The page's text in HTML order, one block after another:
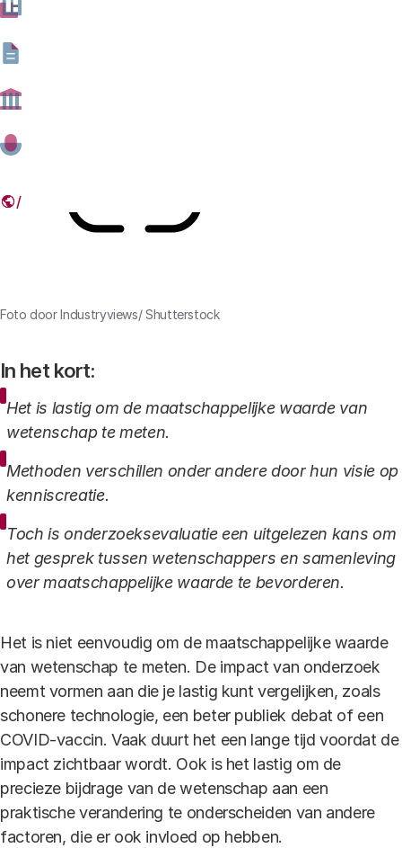
13 APRIL 2021
Foto door Industryviews/ Shutterstock
In het kort:
Het is lastig om de maatschappelijke waarde van
wetenschap te meten.
Methoden verschillen onder andere door hun visie op
kenniscreatie.
Toch is onderzoeksevaluatie een uitgelezen kans om
het gesprek tussen wetenschappers en samenleving
over maatschappelijke waarde te bevorderen.
Het is niet eenvoudig om de maatschappelijke waarde
van wetenschap te meten. De impact van onderzoek
neemt vormen aan die je lastig kunt vergelijken, zoals
schonere technologie, een beter publiek debat of een
COVID-vaccin. Vaak duurt het een lange tijd voordat de
impact zichtbaar wordt. Ook is het lastig om de
precieze bijdrage van de wetenschap aan een
praktische verandering te onderscheiden van andere
factoren, die er ook invloed op hebben.